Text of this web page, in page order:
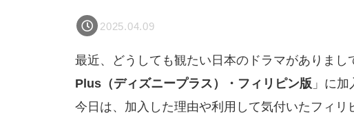
2025.04.09
最近、どうしても観たい日本のドラマがありまし
Plus（ディズニープラス）・フィリピン版 」に加
今日は、加入した理由や利用して気付いたフィリ